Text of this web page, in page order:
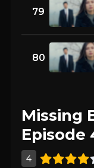
79
80
Missing
Episode
4